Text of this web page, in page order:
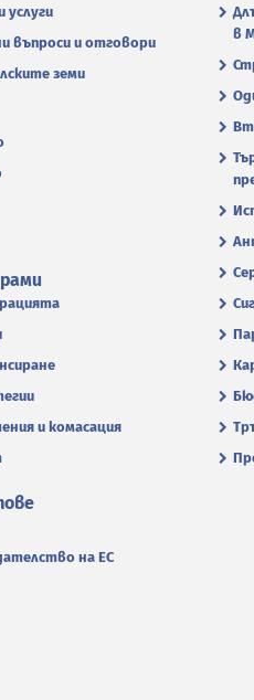
въпроси и отговори
земи
в
и комасация
на ЕС